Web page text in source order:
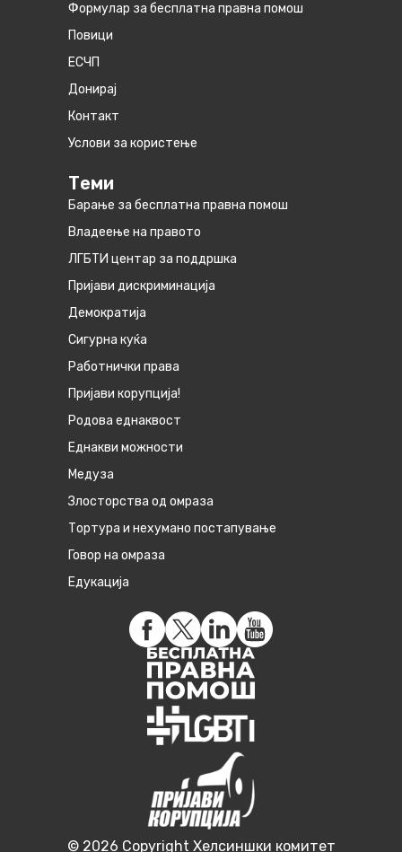
Формулар за бесплатна правна помош
Повици
ЕСЧП
Донирај
Контакт
Услови за користење
Теми
Барање за бесплатна правна помош
Владеење на правото
ЛГБТИ центар за поддршка
Пријави дискриминација
Демократија
Сигурна куќа
Работнички права
Пријави корупција!
Родова еднаквост
Eднакви можности
Медуза
Злосторства од омраза
Тортура и нехумано постапување
Говор на омраза
Едукација
© 2026 Copyright Хелсиншки комитет